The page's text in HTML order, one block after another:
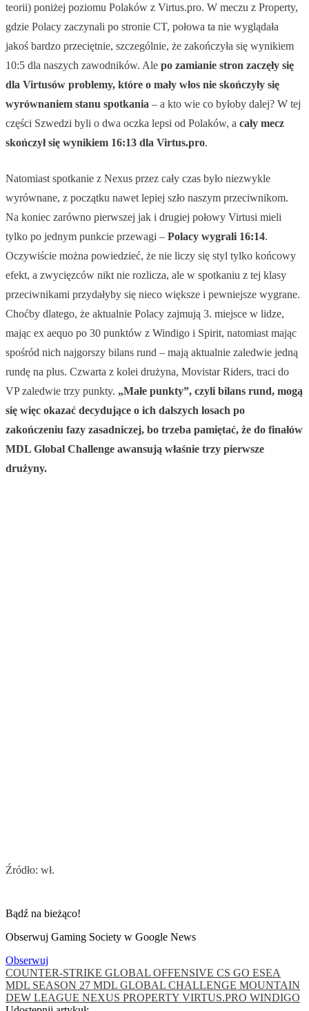
teorii) poniżej poziomu Polaków z Virtus.pro. W meczu z Property,
gdzie Polacy zaczynali po stronie CT, połowa ta nie wyglądała
jakoś bardzo przeciętnie, szczególnie, że zakończyła się wynikiem
10:5 dla naszych zawodników. Ale po zamianie stron zaczęły się
dla Virtusów problemy, które o mały włos nie skończyły się
wyrównaniem stanu spotkania – a kto wie co byłoby dalej? W tej
części Szwedzi byli o dwa oczka lepsi od Polaków, a cały mecz
skończył się wynikiem 16:13 dla Virtus.pro.
Natomiast spotkanie z Nexus przez cały czas było niezwykle
wyrównane, z początku nawet lepiej szło naszym przeciwnikom.
Na koniec zarówno pierwszej jak i drugiej połowy Virtusi mieli
tylko po jednym punkcie przewagi – Polacy wygrali 16:14.
Oczywiście można powiedzieć, że nie liczy się styl tylko końcowy
efekt, a zwycięzców nikt nie rozlicza, ale w spotkaniu z tej klasy
przeciwnikami przydałyby się nieco większe i pewniejsze wygrane.
Choćby dlatego, że aktualnie Polacy zajmują 3. miejsce w lidze,
mając ex aequo po 30 punktów z Windigo i Spirit, natomiast mając
spośród nich najgorszy bilans rund – mają aktualnie zaledwie jedną
rundę na plus. Czwarta z kolei drużyna, Movistar Riders, traci do
VP zaledwie trzy punkty. „Małe punkty”, czyli bilans rund, mogą
się więc okazać decydujące o ich dalszych losach po
zakończeniu fazy zasadniczej, bo trzeba pamiętać, że do finałów
MDL Global Challenge awansują właśnie trzy pierwsze
drużyny.
Źródło: wł.
Bądź na bieżąco!
Obserwuj Gaming Society w Google News
Obserwuj
COUNTER-STRIKE GLOBAL OFFENSIVE CS GO ESEA
MDL SEASON 27 MDL GLOBAL CHALLENGE MOUNTAIN
DEW LEAGUE NEXUS PROPERTY VIRTUS.PRO WINDIGO